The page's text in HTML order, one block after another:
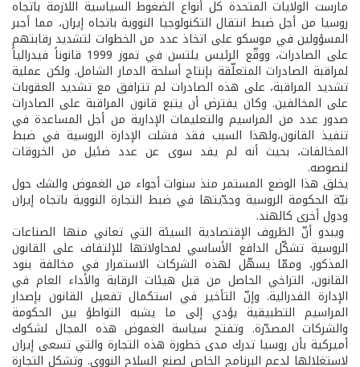
مارست الولايات المتحدة كل أنواع الضغوط السياسية اللازمة باتجاه
روسيا من أجل ضبط انتقال التكنولوجيا النووية باتجاه إيران، مما أجبر
المسؤولين في موسكو على اتخاذ عدد من الخطوات لتشديد رقابتهم
على الصادرات، ووقّع الرئيس يلتسن في تموز 1999 قانوناً فيدرالياً
لمراقبة الصادرات المتعلّقة بإنتاج أسلحة الدمار الشامل. ولكن عملية
تشديد المراقبة، على هذه الصادرات لم تترافق مع تشديد العقوبات
على المخالفين. وكان يفترض أن يتبع قانون المراقبة على الصادرات
صدور عدد من المراسيم والتعليمات الإدارية من أجل المساعدة في
تنفيذ القانون،ولهذا السبب فقد فشلت الإدارة الروسية في ضبط
المخالفات، بحيث أنه لم يفد سوى عن عدد ضئيل من الخروقات
لنصوصه.
يخلق هذا الوضع المستمر منذ سنوات أجواء من الغموض والشك حول
نيّة الحكومة الروسية وجدّيتها في ضبط التجارة النووية باتجاه إيران
ودول أخرى كالهند.
ويبدو أنّ الظروف الإقتصادية السيئة التي تعاني منها الصناعات
الروسية تشكّل الدافع الأساسي لمحاولاتها للإلتفاف على القانون
المذكور، وممّا يسهّل لهذه الشركات الاستمرار في مخالفة بنود
القانون، التراخي الحاصل من قبل هيئات الرقابة والأداء العام في
الإدارة الفدرالية. وإنّ التأخير في استكمال تفعيل القانون بإصدار
المراسيم التطبيقية يؤدي إلى ما يشبه التواطؤ بين الحكومة
والشركات المصدّرة. وتفتح سياسة الغموض هذه المجال لشكوك
أميركية بأن روسيا تدرك مدى خطورة هذه التجارة والتي تسعى إيران
لاستغلالها لدعم البرنامج الخاص لصنع السلاح النووي. وتشكل التجارة